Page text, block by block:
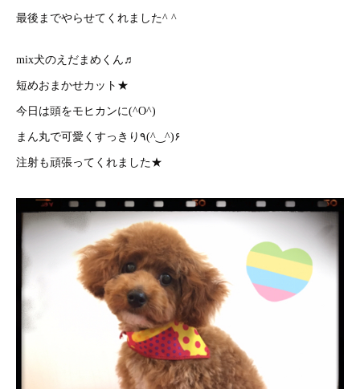
最後までやらせてくれました^ ^
mix犬のえだまめくん♬
短めおまかせカット★
今日は頭をモヒカンに(^O^)
まん丸で可愛くすっきり٩(^‿^)۶
注射も頑張ってくれました★